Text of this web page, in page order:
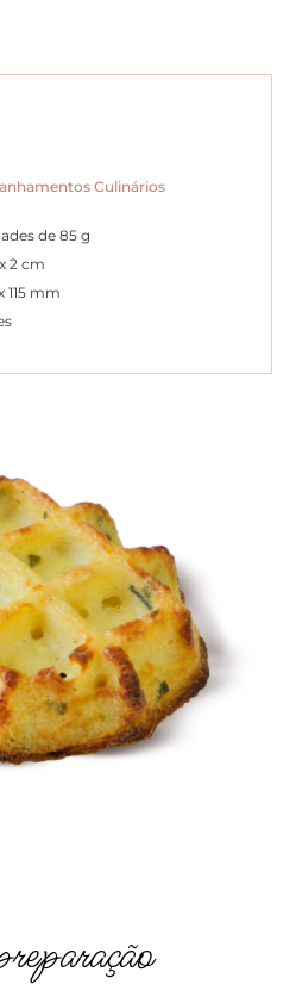
Culinários
de 85 g
2 cm
115 mm